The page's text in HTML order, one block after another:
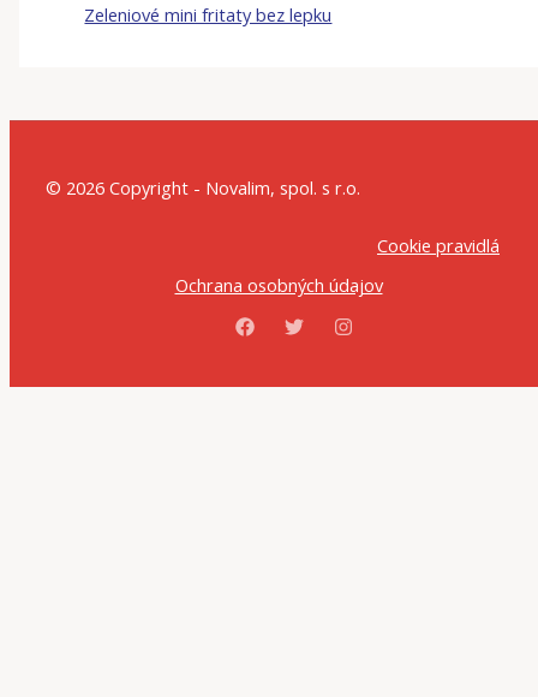
Zeleniové mini fritaty bez lepku
© 2026 Copyright - Novalim, spol. s r.o.
Cookie pravidlá
Ochrana osobných údajov